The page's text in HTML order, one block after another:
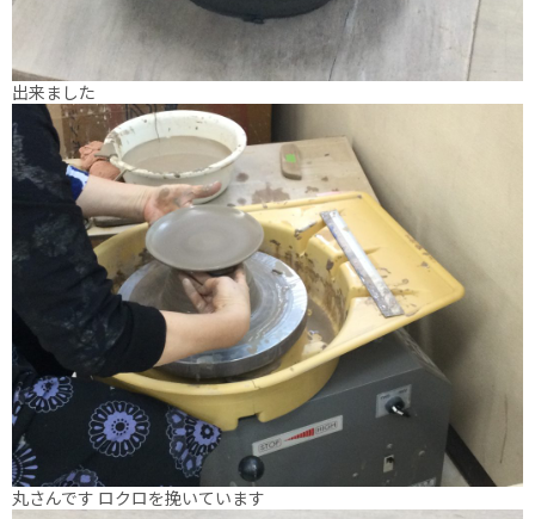
出来ました
丸さんです ロクロを挽いています